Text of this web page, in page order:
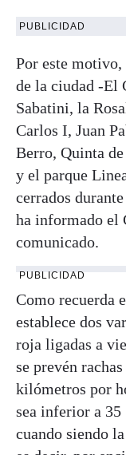
PUBLICIDAD
Por este
de la ciudad -El
Sabatini, la
Carlos I, Juan
Berro, Quinta
y el parque
cerrados
ha informado el
comunicado.
PUBLICIDAD
Como recuerda
establece dos
roja ligadas a
se prevén
kilómetros por
sea inferior a 35
cuando siendo